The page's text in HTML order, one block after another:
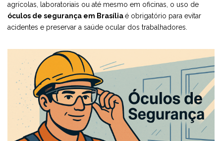
agrícolas, laboratoriais ou até mesmo em oficinas, o uso de
óculos de segurança em Brasíliaé obrigatório para evitar
acidentes e preservar a saúde ocular dos trabalhadores.